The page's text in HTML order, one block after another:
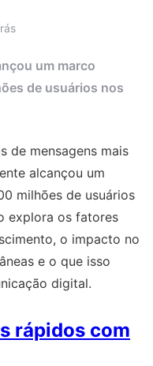
um marco
de usuários nos
de mensagens mais
alcançou um
milhões de usuários
explora os fatores
o impacto no
e o que isso
digital.
rápidos com